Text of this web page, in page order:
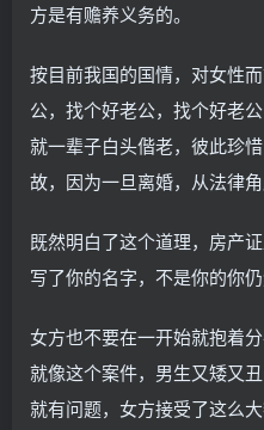
方是有赡养义务的。
按目前我国的国情，对女性
公，找个好老公，找个好老
就一辈子白头偕老，彼此珍
故，因为一旦离婚，从法律
既然明白了这个道理，房产
写了你的名字，不是你的你仍
女方也不要在一开始就抱着
就像这个案件，男生又矮又
就有问题，女方接受了这么